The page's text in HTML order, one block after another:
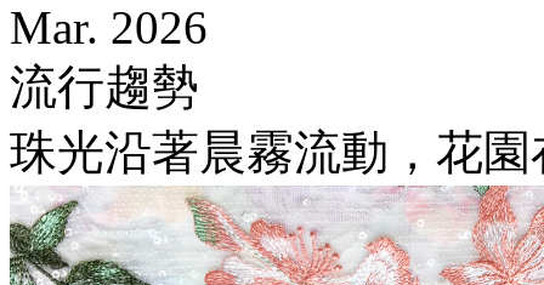
Mar. 2026
流行趨勢
珠光沿著晨霧流動，花